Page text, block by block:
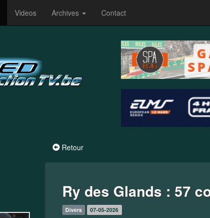
Videos Archives Contact
Retour
Ry des Glands : 57
Divers 07-05-2026